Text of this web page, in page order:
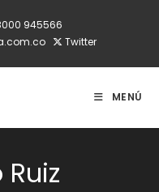
945566
Twitter
MENÚ